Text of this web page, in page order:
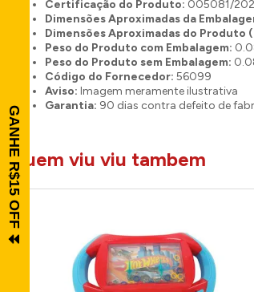
Certificação do Produto: 005081/
Dimensões Aproximadas da
Dimensões Aproximadas do Produto
Peso do Produto com Embalagem:
Peso do Produto sem Embalagem:
Código do Fornecedor: 56099
Aviso: Imagem meramente ilustrativa
Garantia: 90 dias contra defeito de
quem viu viu tambem